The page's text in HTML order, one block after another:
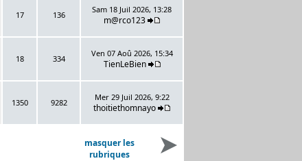
17 136
Sam 18 Juil 2026, 13:28
m@rco123
18 334
Ven 07 Aoû 2026, 15:34
TienLeBien
1350 9282
Mer 29 Juil 2026, 9:22
thoitiethomnayo
masquer les
rubriques